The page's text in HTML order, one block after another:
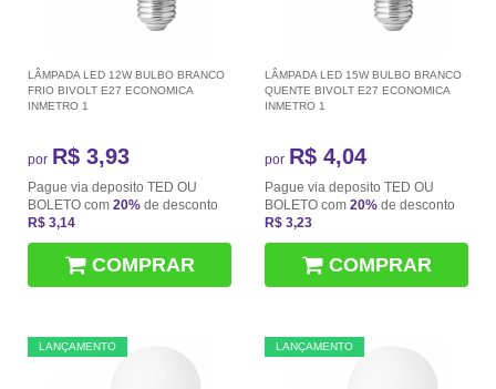
LÂMPADA LED 12W BULBO BRANCO
FRIO BIVOLT E27 ECONOMICA
INMETRO 1
por R$ 3,93
Pague via deposito TED OU
BOLETO com 20% de desconto
R$ 3,14
COMPRAR
LÂMPADA LED 15W BULBO BRANCO
QUENTE BIVOLT E27 ECONOMICA
INMETRO 1
por R$ 4,04
Pague via deposito TED OU
BOLETO com 20% de desconto
R$ 3,23
COMPRAR
LANÇAMENTO LANÇAMENTO